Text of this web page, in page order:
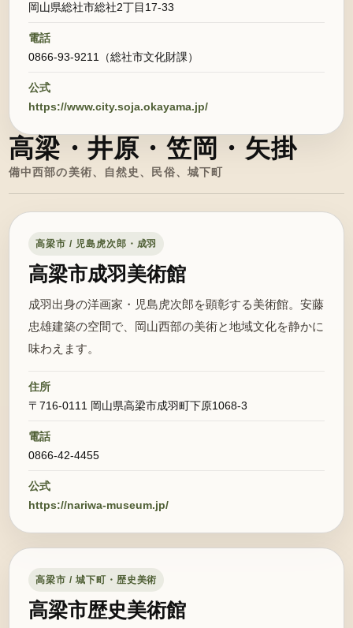
岡山県総社市総社2丁目17-33
電話
0866-93-9211（総社市文化財課）
公式
https://www.city.soja.okayama.jp/
高梁・井原・笠岡・矢掛
備中西部の美術、自然史、民俗、城下町
高梁市 / 児島虎次郎・成羽
高梁市成羽美術館
成羽出身の洋画家・児島虎次郎を顕彰する美術館。安藤
忠雄建築の空間で、岡山西部の美術と地域文化を静かに
味わえます。
住所
〒716-0111 岡山県高梁市成羽町下原1068-3
電話
0866-42-4455
公式
https://nariwa-museum.jp/
高梁市 / 城下町・歴史美術
高梁市歴史美術館